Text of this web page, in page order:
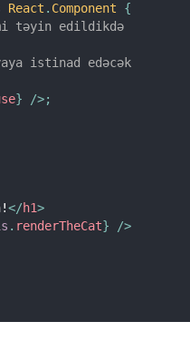
React . Component
{
təyin edildikdə
istinad edəcək
} />;
</h1>
. renderTheCat}
/>